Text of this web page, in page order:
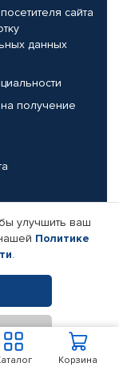
Корзина
сайта
данных
получение
компании
защищены.
улучшить ваш
Политике
.
В корзину